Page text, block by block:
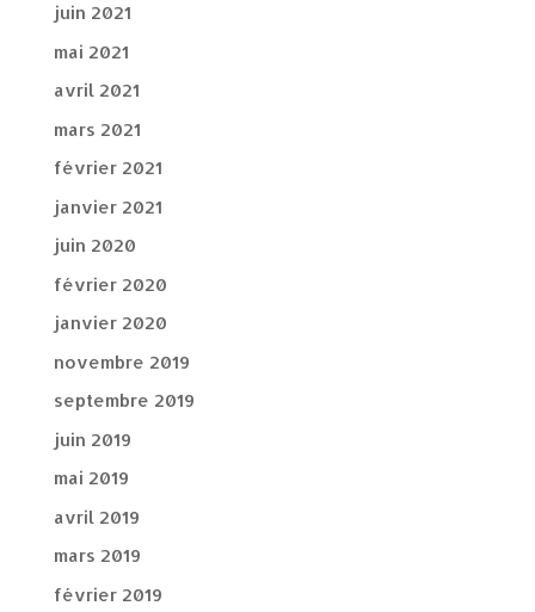
juin 2021
mai 2021
avril 2021
mars 2021
février 2021
janvier 2021
juin 2020
février 2020
janvier 2020
novembre 2019
septembre 2019
juin 2019
mai 2019
avril 2019
mars 2019
février 2019